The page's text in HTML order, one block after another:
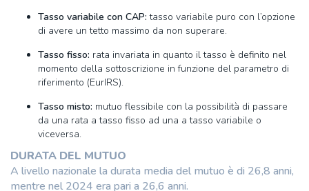
Tasso variabile con CAP: tasso variabile puro con l’opzione
di avere un tetto massimo da non superare.
Tasso fisso: rata invariata in quanto il tasso è definito nel
momento della sottoscrizione in funzione del parametro di
riferimento (EurIRS).
Tasso misto: mutuo flessibile con la possibilità di passare
da una rata a tasso fisso ad una a tasso variabile o
viceversa.
DURATA DEL MUTUO
A livello nazionale la durata media del mutuo è di 26,8 anni,
mentre nel 2024 era pari a 26,6 anni.